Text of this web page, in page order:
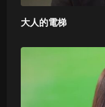
大人的電梯